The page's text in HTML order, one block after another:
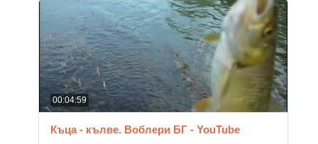
00:04:59
Къца - кълве. Воблери БГ - YouTube